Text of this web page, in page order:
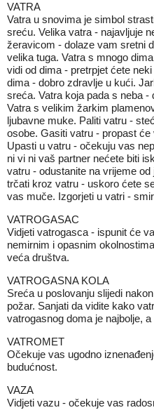
VATRA
Vatra u snovima je simbol
sreću. Velika vatra - najavljuje
žeravicom - dolaze vam sretni
velika tuga. Vatra s mnogo
vidi od dima - pretrpjet ćete
dima - dobro zdravlje u kući.
sreća. Vatra koja pada s neba
Vatra s velikim žarkim
ljubavne muke. Paliti vatru -
osobe. Gasiti vatru - propast
Upasti u vatru - očekuju vas
ni vi ni vaš partner nećete biti
vatru - odustanite na vrijeme
trčati kroz vatru - uskoro ćete
vas muče. Izgorjeti u vatri -
VATROGASAC
Vidjeti vatrogasca - ispunit će
nemirnim i opasnim
veća društva.
VATROGASNA KOLA
Sreća u poslovanju slijedi
požar. Sanjati da vidite kako
vatrogasnog doma je najbolje,
VATROMET
Očekuje vas ugodno
budućnost.
VAZA
Vidjeti vazu - očekuje vas